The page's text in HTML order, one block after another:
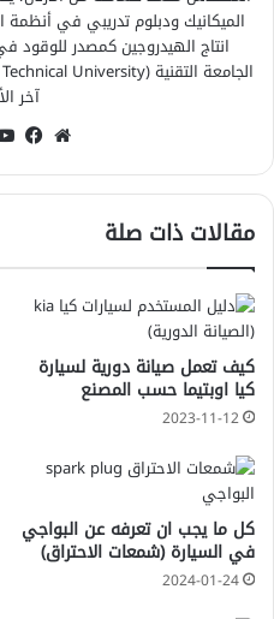
الميكانيك ودبلوم تدريبي في أنظمة
انتاج الهيدروجين كمصدر للوقود
آخر
موقع
مقالات ذات صلة
كيف تعمل صيانة دورية لسيارة
كيا اوبتيما حسب المصنع
2023-11-12
كل ما يجب ان تعرفه عن البواجي
في السيارة (شمعات الاحتراق)
2024-01-24